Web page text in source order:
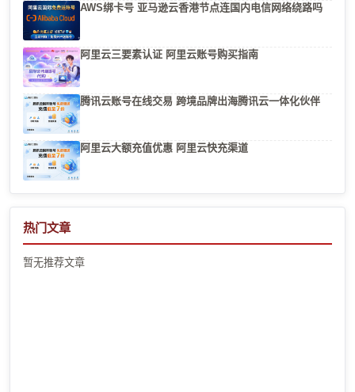
AWS绑卡号 亚马逊云香港节点连国内电信网络绕路吗
阿里云三要素认证 阿里云账号购买指南
腾讯云账号在线交易 跨境品牌出海腾讯云一体化伙伴
阿里云大额充值优惠 阿里云快充渠道
热门文章
暂无推荐文章